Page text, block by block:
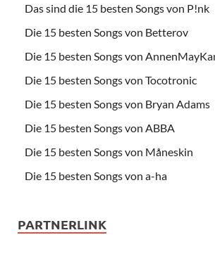
Das sind die 15 besten Songs von P!nk
Die 15 besten Songs von Betterov
Die 15 besten Songs von
Die 15 besten Songs von Tocotronic
Die 15 besten Songs von Bryan Adams
Die 15 besten Songs von ABBA
Die 15 besten Songs von Måneskin
Die 15 besten Songs von a-ha
PARTNERLINK